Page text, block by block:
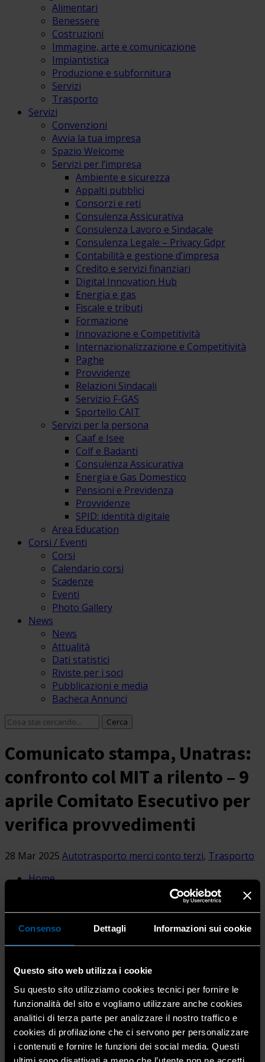
Consenso Dettagli Informazioni sui cookie
Questo sito web utilizza i cookie
Su questo sito utilizziamo cookies tecnici per fornire le
funzionalità del sito e vogliamo utilizzare anche cookies
analitici di terza parte per analizzare il nostro traffico e
cookies di profilazione che ci servono per personalizzare
i contenuti e fornire le funzioni dei social media. Questi
Alimentari
Benessere
Costruzioni
Immagine, arte e comunicazione
Impiantistica
Produzione e subfornitura
Servizi
Trasporto
Servizi
Convenzioni
Avvia la tua impresa
Spazio Welcome
Servizi per l’impresa
Ambiente e sicurezza
Appalti pubblici
Consorzi e reti
Consulenza Assicurativa
Consulenza Lavoro e Sindacale
Consulenza Legale – Privacy Gdpr
Contabilità e gestione d’impresa
Credito e servizi finanziari
Digital Innovation Hub
Energia e gas
Fiscale e tributi
Formazione
Innovazione e Competitività
Internazionalizzazione e Competitività
Paghe
Provvidenze
Relazioni Sindacali
Servizio F-GAS
Sportello CAIT
Servizi per la persona
Caaf e Isee
Colf e Badanti
Consulenza Assicurativa
Energia e Gas Domestico
Pensioni e Previdenza
Provvidenze
SPID: identità digitale
Area Education
Corsi / Eventi
Corsi
Calendario corsi
Scadenze
Eventi
Photo Gallery
News
News
Attualità
Dati statistici
Riviste per i soci
Pubblicazioni e media
Bacheca Annunci
Comunicato stampa, Unatras:
confronto col MIT a rilento – 9
aprile Comitato Esecutivo per
verifica provvedimenti
28 Mar 2025 Autotrasporto merci conto terzi, Trasporto
Home
Comunicato stampa, Unatras: confronto...
Si è riunita a Roma la Presidenza Unatras che ha fissato il
Comitato esecutivo per il 9 aprile p.v. con all’ordine del
decisioni a tutela della categoria dell’autotrasporto.
Unatras prende atto che il Ministero dei Trasporti sta
lavorando per l’emanazione dei provvedimenti inerenti
agli impegni assunti per: